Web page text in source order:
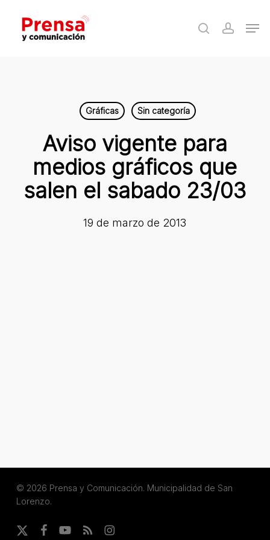
main
search
Gráficas Sin categoría
Aviso vigente para
medios gráficos que
salen el sabado 23/03
19 de marzo de 2013
© 2026 Prensa y Comunicación. Municipalidad de San
Lorenzo.
x-
facebookyoutube
RSS instagram